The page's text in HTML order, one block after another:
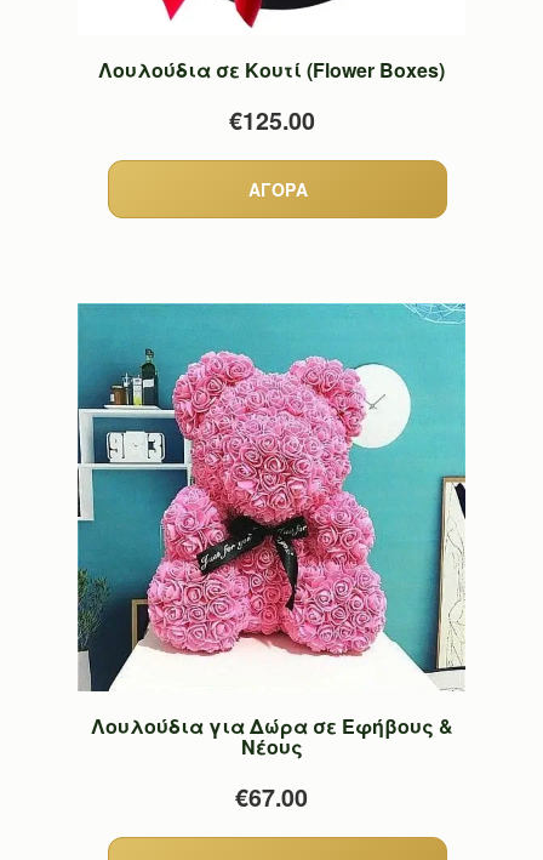
Λουλούδια σε Κουτί (Flower Boxes)
€125.00
Λουλούδια για Δώρα σε Εφήβους &
Νέους
€67.00